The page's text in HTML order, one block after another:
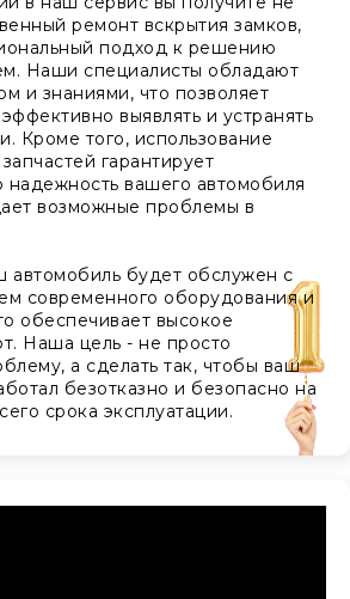
ремонт вскрытия замков,
подход к решению
Наши специалисты обладают
и знаниями, что позволяет
выявлять и устранять
Кроме того, использование
гарантирует
надежность вашего автомобиля
возможные проблемы в
автомобиль будет обслужен с
современного оборудования и
обеспечивает высокое
Наша цель - не просто
а сделать так, чтобы ваш
безотказно и безопасно на
срока эксплуатации.